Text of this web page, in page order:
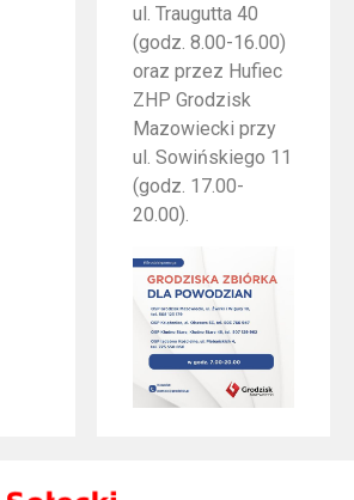
ul. Traugutta 40
(godz. 8.00-16.00)
oraz przez Hufiec
ZHP Grodzisk
Mazowiecki przy
ul. Sowińskiego 11
(godz. 17.00-
20.00).